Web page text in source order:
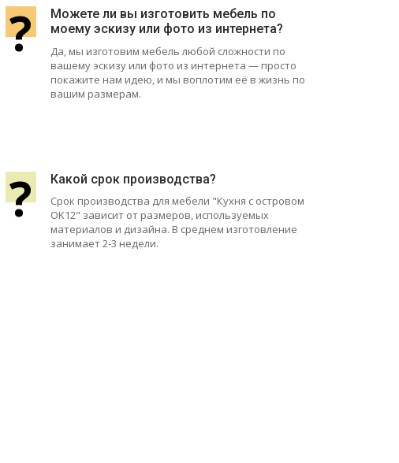
?
Можете ли вы изготовить мебель по
моему эскизу или фото из интернета?
Да, мы изготовим мебель любой сложности по
вашему эскизу или фото из интернета — просто
покажите нам идею, и мы воплотим её в жизнь по
вашим размерам.
? Какой срок производства?
Срок производства для мебели "Кухня с островом
OK12" зависит от размеров, используемых
материалов и дизайна. В среднем изготовление
занимает 2-3 недели.